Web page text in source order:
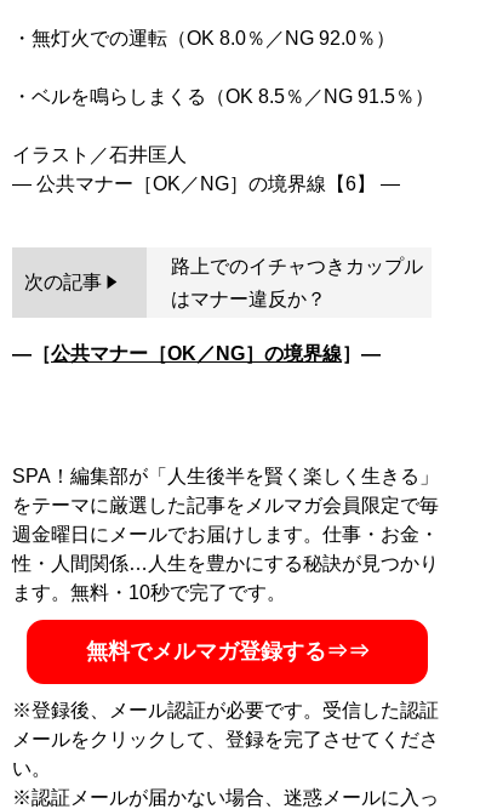
・無灯火での運転（OK 8.0％／NG 92.0％）
・ベルを鳴らしまくる（OK 8.5％／NG 91.5％）
イラスト／石井匡人
次の記事
路上でのイチャつきカップル
はマナー違反か？
―［公共マナー［OK／NG］の境界線］―
SPA！編集部が「人生後半を賢く楽しく生きる」
をテーマに厳選した記事をメルマガ会員限定で毎
週金曜日にメールでお届けします。仕事・お金・
性・人間関係…人生を豊かにする秘訣が見つかり
ます。無料・10秒で完了です。
無料でメルマガ登録する⇒⇒
※登録後、メール認証が必要です。受信した認証
メールをクリックして、登録を完了させてくださ
い。
※認証メールが届かない場合、迷惑メールに入っ